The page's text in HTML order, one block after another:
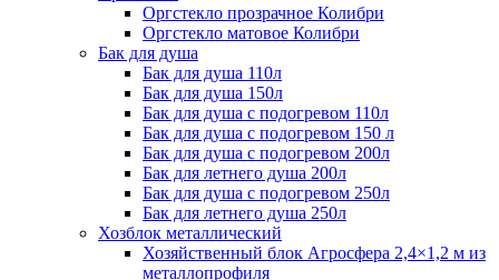
Оргстекло прозрачное Колибри
Оргстекло матовое Колибри
Бак для душа
Бак для душа 110л
Бак для душа 150л
Бак для душа с подогревом 110л
Бак для душа с подогревом 150 л
Бак для душа с подогревом 200л
Бак для летнего душа 200л
Бак для душа с подогревом 250л
Бак для летнего душа 250л
Хозблок металлический
Хозяйственный блок Агросфера 2,4×1,2 м из
металлопрофиля